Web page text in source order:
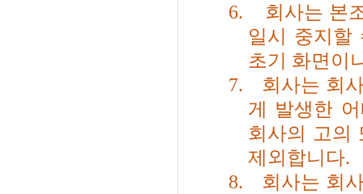
6.
회사는 본
일시 중지할
초기 화면이
7.
회사는 회
게 발생한
회사의 고의
제외합니다.
8.
회사는 회